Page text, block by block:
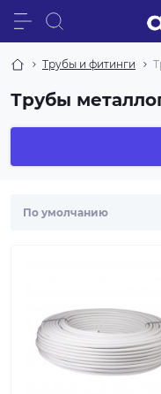
Трубы и фитинги
Трубы